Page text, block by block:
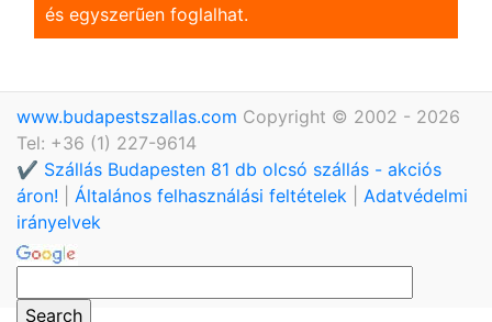
és egyszerũen foglalhat.
www.budapestszallas.com Copyright © 2002 - 2026
Tel: +36 (1) 227-9614
✔️ Szállás Budapesten 81 db olcsó szállás - akciós
áron!
Általános felhasználási feltételek
Adatvédelmi
irányelvek